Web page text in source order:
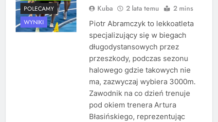
POLECAMY
WYNIKI
Kuba 2 lata temu 2 mins
Piotr Abramczyk to lekkoatleta
specjalizujący się w biegach
długodystansowych przez
przeszkody, podczas sezonu
halowego gdzie takowych nie
ma, zazwyczaj wybiera 3000m.
Zawodnik na co dzień trenuje
pod okiem trenera Artura
Błasińskiego, reprezentując